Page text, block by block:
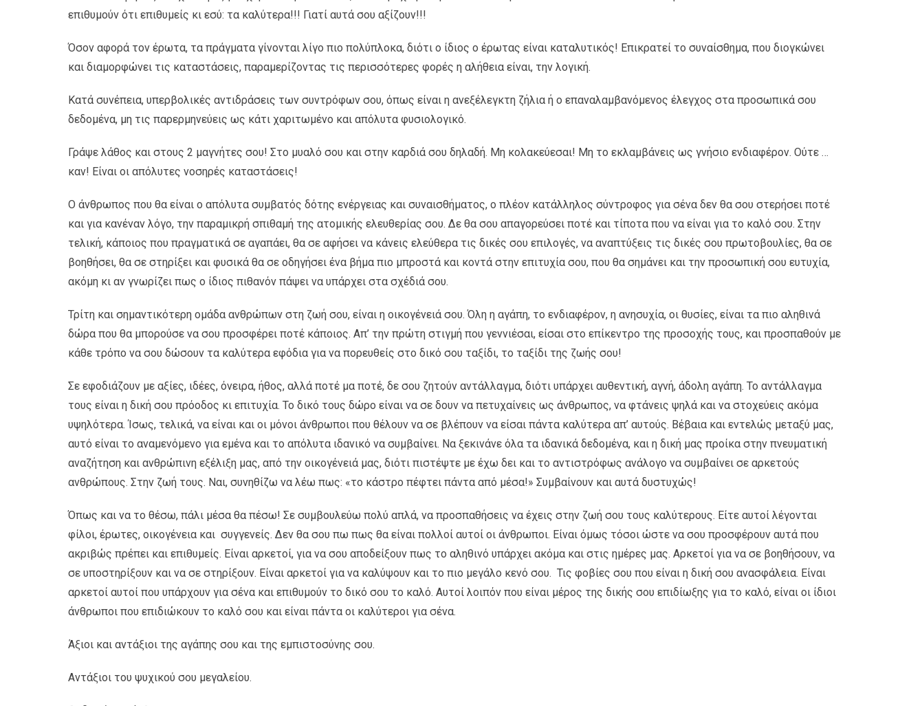
επιθυμούν ότι επιθυμείς κι εσύ: τα καλύτερα!!! Γιατί αυτά σου αξίζουν!!!
Όσον αφορά τον έρωτα, τα πράγματα γίνονται λίγο πιο πολύπλοκα, διότι ο ίδιος ο έρωτας είναι καταλυτικός! Επικρατεί το συναίσθημα, που διογκώνει
και διαμορφώνει τις καταστάσεις, παραμερίζοντας τις περισσότερες φορές η αλήθεια είναι, την λογική.
Κατά συνέπεια, υπερβολικές αντιδράσεις των συντρόφων σου, όπως είναι η ανεξέλεγκτη ζήλια ή ο επαναλαμβανόμενος έλεγχος στα προσωπικά σου
δεδομένα, μη τις παρερμηνεύεις ως κάτι χαριτωμένο και απόλυτα φυσιολογικό.
Γράψε λάθος και στους 2 μαγνήτες σου! Στο μυαλό σου και στην καρδιά σου δηλαδή. Μη κολακεύεσαι! Μη το εκλαμβάνεις ως γνήσιο ενδιαφέρον. Ούτε …
καν! Είναι οι απόλυτες νοσηρές καταστάσεις!
Ο άνθρωπος που θα είναι ο απόλυτα συμβατός δότης ενέργειας και συναισθήματος, ο πλέον κατάλληλος σύντροφος για σένα δεν θα σου στερήσει ποτέ
και για κανέναν λόγο, την παραμικρή σπιθαμή της ατομικής ελευθερίας σου. Δε θα σου απαγορεύσει ποτέ και τίποτα που να είναι για το καλό σου. Στην
τελική, κάποιος που πραγματικά σε αγαπάει, θα σε αφήσει να κάνεις ελεύθερα τις δικές σου επιλογές, να αναπτύξεις τις δικές σου πρωτοβουλίες, θα σε
βοηθήσει, θα σε στηρίξει και φυσικά θα σε οδηγήσει ένα βήμα πιο μπροστά και κοντά στην επιτυχία σου, που θα σημάνει και την προσωπική σου ευτυχία,
ακόμη κι αν γνωρίζει πως ο ίδιος πιθανόν πάψει να υπάρχει στα σχέδιά σου.
Τρίτη και σημαντικότερη ομάδα ανθρώπων στη ζωή σου, είναι η οικογένειά σου. Όλη η αγάπη, το ενδιαφέρον, η ανησυχία, οι θυσίες, είναι τα πιο αληθινά
δώρα που θα μπορούσε να σου προσφέρει ποτέ κάποιος. Απ’ την πρώτη στιγμή που γεννιέσαι, είσαι στο επίκεντρο της προσοχής τους, και προσπαθούν με
κάθε τρόπο να σου δώσουν τα καλύτερα εφόδια για να πορευθείς στο δικό σου ταξίδι, το ταξίδι της ζωής σου!
Σε εφοδιάζουν με αξίες, ιδέες, όνειρα, ήθος, αλλά ποτέ μα ποτέ, δε σου ζητούν αντάλλαγμα, διότι υπάρχει αυθεντική, αγνή, άδολη αγάπη. Το αντάλλαγμα
τους είναι η δική σου πρόοδος κι επιτυχία. Το δικό τους δώρο είναι να σε δουν να πετυχαίνεις ως άνθρωπος, να φτάνεις ψηλά και να στοχεύεις ακόμα
υψηλότερα. Ίσως, τελικά, να είναι και οι μόνοι άνθρωποι που θέλουν να σε βλέπουν να είσαι πάντα καλύτερα απ’ αυτούς. Βέβαια και εντελώς μεταξύ μας,
αυτό είναι το αναμενόμενο για εμένα και το απόλυτα ιδανικό να συμβαίνει. Να ξεκινάνε όλα τα ιδανικά δεδομένα, και η δική μας προίκα στην πνευματική
αναζήτηση και ανθρώπινη εξέλιξη μας, από την οικογένειά μας, διότι πιστέψτε με έχω δει και το αντιστρόφως ανάλογο να συμβαίνει σε αρκετούς
ανθρώπους. Στην ζωή τους. Ναι, συνηθίζω να λέω πως: «το κάστρο πέφτει πάντα από μέσα!» Συμβαίνουν και αυτά δυστυχώς!
Όπως και να το θέσω, πάλι μέσα θα πέσω! Σε συμβουλεύω πολύ απλά, να προσπαθήσεις να έχεις στην ζωή σου τους καλύτερους. Είτε αυτοί λέγονται
φίλοι, έρωτες, οικογένεια και συγγενείς. Δεν θα σου πω πως θα είναι πολλοί αυτοί οι άνθρωποι. Είναι όμως τόσοι ώστε να σου προσφέρουν αυτά που
ακριβώς πρέπει και επιθυμείς. Είναι αρκετοί, για να σου αποδείξουν πως το αληθινό υπάρχει ακόμα και στις ημέρες μας. Αρκετοί για να σε βοηθήσουν, να
σε υποστηρίξουν και να σε στηρίξουν. Είναι αρκετοί για να καλύψουν και το πιο μεγάλο κενό σου. Τις φοβίες σου που είναι η δική σου ανασφάλεια. Είναι
αρκετοί αυτοί που υπάρχουν για σένα και επιθυμούν το δικό σου το καλό. Αυτοί λοιπόν που είναι μέρος της δικής σου επιδίωξης για το καλό, είναι οι ίδιοι
άνθρωποι που επιδιώκουν το καλό σου και είναι πάντα οι καλύτεροι για σένα.
Άξιοι και αντάξιοι της αγάπης σου και της εμπιστοσύνης σου.
Αντάξιοι του ψυχικού σου μεγαλείου.